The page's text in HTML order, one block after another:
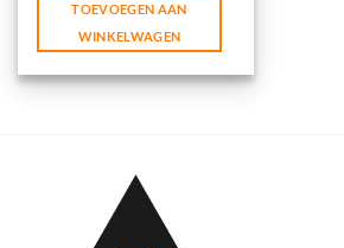
TOEVOEGEN AAN
WINKELWAGEN